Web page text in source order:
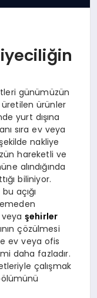
günümüzün
ürünler
yurt dışına
sıra ev veya
nakliye
hareketli ve
alındığında
biliniyor.
açığı
veyaşehirler
çözülmesi
ev veya ofis
daha fazladır.
çalışmak